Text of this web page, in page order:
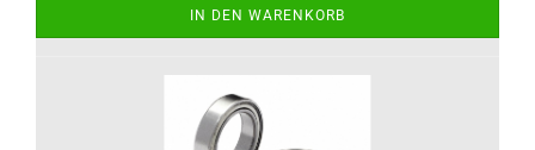
IN DEN WARENKORB